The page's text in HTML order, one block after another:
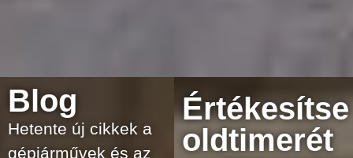
Blog
Hetente új cikkek a
gépjárművek és az
Értékesítse
oldtimerét